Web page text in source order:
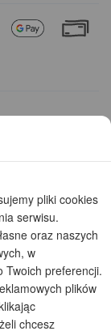
gotowe
w 1990r.
(zgodnie z
pliki cookies
serwisu.
oraz naszych
w
Twoich preferencji.
plików
chcesz